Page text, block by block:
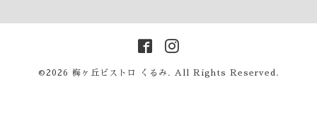
©2026 梅ヶ丘ビストロ くるみ . All Rights Reserved.